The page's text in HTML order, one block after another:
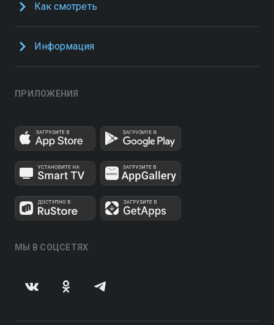
Как смотреть
Информация
ПРИЛОЖЕНИЯ
МЫ В СОЦСЕТЯХ